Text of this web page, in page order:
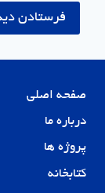
صفحه اصلی
درباره ما
پروژه ها
کتابخانه